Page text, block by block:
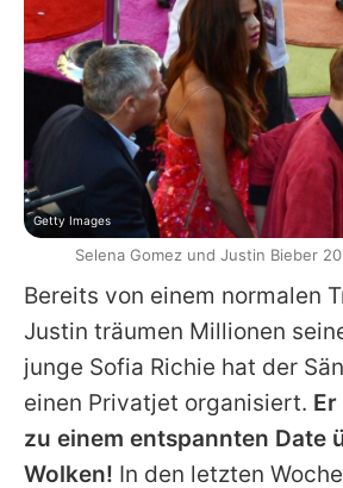
Bereits von einem normalen
Justin träumen Millionen
junge Sofia Richie hat der
einen Privatjet organisiert.
zu einem entspannten Date
Wolken! In den letzten
Getty Images
Selena Gomez und Justin Bieber